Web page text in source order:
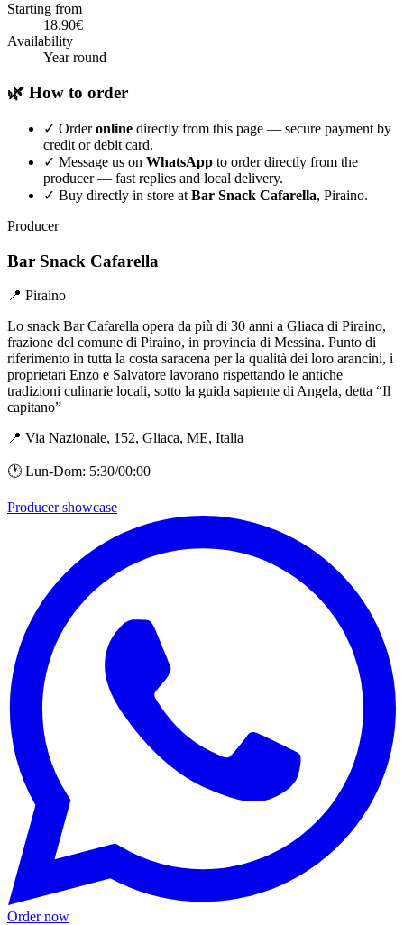
Starting from
18.90€
Availability
Year round
🌿 How to order
✓ Orderonline directly from this page — secure payment by
credit or debit card.
✓ Message us on WhatsApp to order directly from the
producer — fast replies and local delivery.
✓ Buy directly in store at Bar Snack Cafarella, Piraino.
Producer
Bar Snack Cafarella
📍 Piraino
Lo snack Bar Cafarella opera da più di 30 anni a Gliaca di Piraino,
frazione del comune di Piraino, in provincia di Messina. Punto di
riferimento in tutta la costa saracena per la qualità dei loro arancini, i
proprietari Enzo e Salvatore lavorano rispettando le antiche
tradizioni culinarie locali, sotto la guida sapiente di Angela, detta “Il
capitano”
📍 Via Nazionale, 152, Gliaca, ME, Italia
🕐 Lun-Dom: 5:30/00:00
Producer showcase
Order now